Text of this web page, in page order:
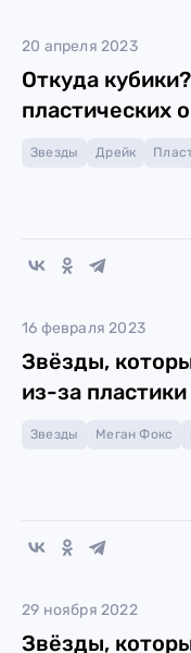
20 апреля 2023
Откуда
пластических
Звезды Дрейк
16 февраля 2023
Звёзды,
из-за пластики
Звезды Меган Фокс
29 ноября 2022
Звёзды,